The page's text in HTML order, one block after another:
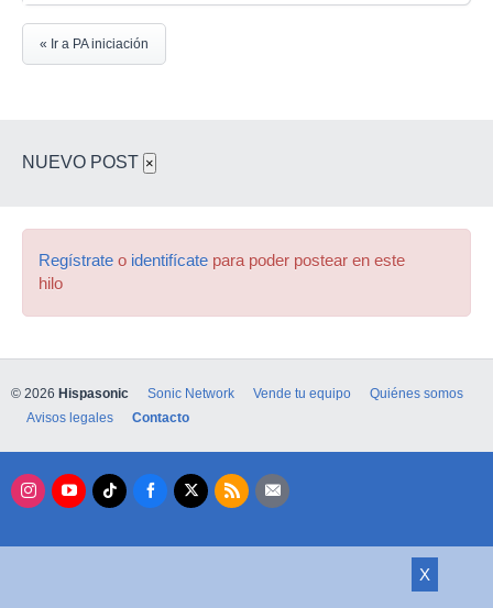
« Ir a PA iniciación
NUEVO POST ×
Regístrate o identifícate para poder postear en este
hilo
X
© 2026 Hispasonic Sonic Network Vende tu equipo
Quiénes somos
Avisos legales
Contacto